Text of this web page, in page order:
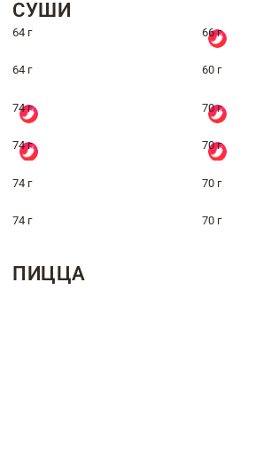
СУШИ
64 г 66 г
64 г 60 г
74 г 70 г
74 г 70 г
74 г 70 г
74 г 70 г
ПИЦЦА